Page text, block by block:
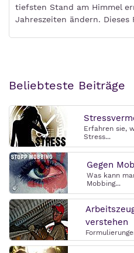
tiefsten Stand am Himmel
Jahreszeiten ändern. Dieses
Beliebteste Beiträge
Erfahren sie,
Stress...
Gegen
Was kann
Mobbing...
verstehen